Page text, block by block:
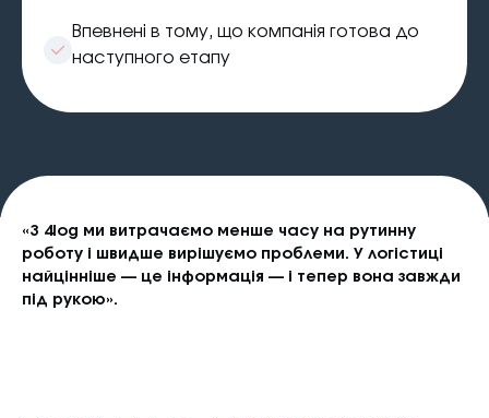
Впевнені в тому, що компанія готова до
наступного етапу
«З 4log ми витрачаємо менше часу на рутинну
роботу і швидше вирішуємо проблеми. У логістиці
найцінніше — це інформація — і тепер вона завжди
під рукою».